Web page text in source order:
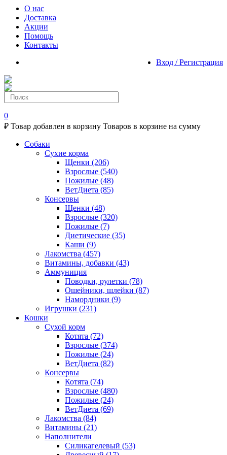
О нас
Доставка
Акции
Помощь
Контакты
Вход / Регистрация
0
₽ Товар добавлен в корзину Товаров в корзине на сумму
Собаки
Сухие корма
Щенки (206)
Взрослые (540)
Пожилые (48)
ВетДиета (85)
Консервы
Щенки (48)
Взрослые (320)
Пожилые (7)
Диетические (35)
Каши (9)
Лакомства (457)
Витамины, добавки (43)
Аммуниция
Поводки, рулетки (78)
Ошейники, шлейки (87)
Намордники (9)
Игрушки (231)
Кошки
Сухой корм
Котята (72)
Взрослые (374)
Пожилые (24)
ВетДиета (82)
Консервы
Котята (74)
Взрослые (480)
Пожилые (24)
ВетДиета (69)
Лакомства (84)
Витамины (21)
Наполнители
Силикагелевый (53)